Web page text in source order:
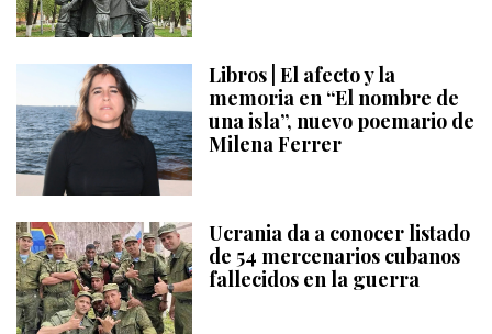
Libros | El afecto y la
memoria en “El nombre de
una isla”, nuevo poemario de
Milena Ferrer
Ucrania da a conocer listado
de 54 mercenarios cubanos
fallecidos en la guerra